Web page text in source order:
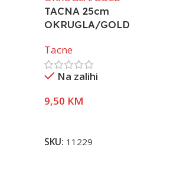
TACNA 25cm
OKRUGLA/GOLD
Tacne
Na zalihi
9,50 KM
SKU: 11229